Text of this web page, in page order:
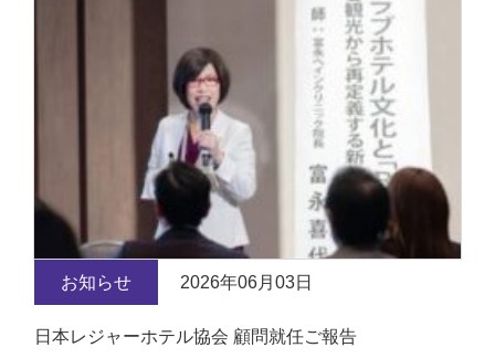
お知らせ 2026年06月03日
日本レジャーホテル協会 顧問就任ご報告